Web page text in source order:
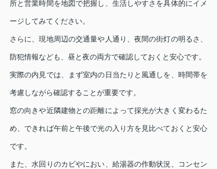
所と営業時間を地図で把握し、生活しやすさを具体的にイメ
ージしてみてください。
さらに、現地周辺の交通量や人通り、夜間の街灯の明るさ、
防犯情報なども、昼と夜の両方で確認しておくと安心です。
実際の内見では、まず室内の日当たりと風通しを、時間帯を
考慮しながら確認することが重要です。
窓の向きや近隣建物との距離によって採光が大きく変わるた
め、できれば午前と午後で光の入り方を見比べておくと安心
です。
また、水回りのカビやにおい、給湯器の作動状況、コンセン